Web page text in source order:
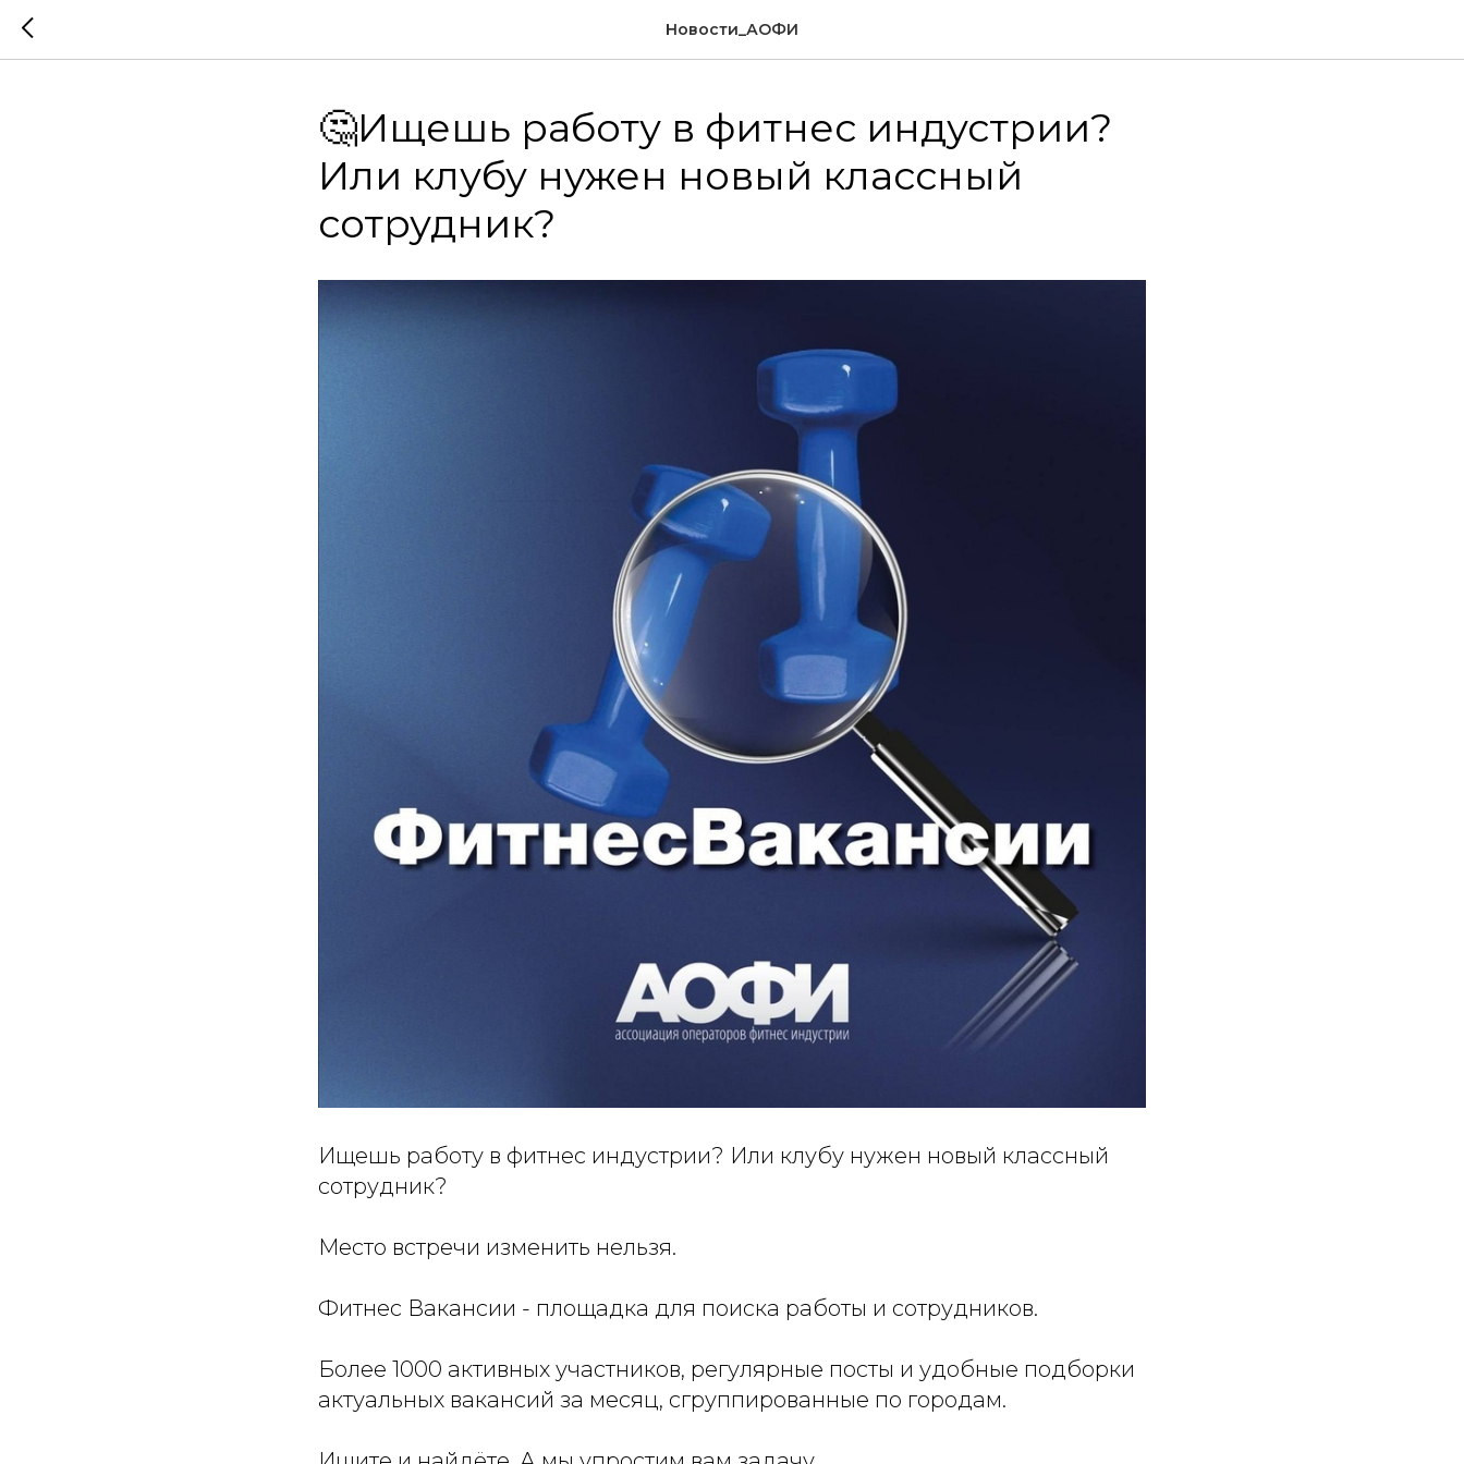
Новости_АОФИ
🤔Ищешь работу в фитнес индустрии?
Или клубу нужен новый классный
сотрудник?
Ищешь работу в фитнес индустрии? Или клубу нужен новый классный
сотрудник?
Место встречи изменить нельзя.
Фитнес Вакансии - площадка для поиска работы и сотрудников.
Более 1000 активных участников, регулярные посты и удобные подборки
актуальных вакансий за месяц, сгруппированные по городам.